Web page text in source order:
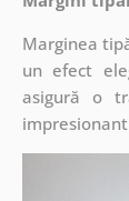
Marginea
un efect
asigură o